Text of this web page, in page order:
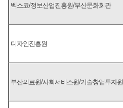
벡스코/정보산업진흥원/부산문화회관
디자인진흥원
부산의료원/사회서비스원/기술창업투자원